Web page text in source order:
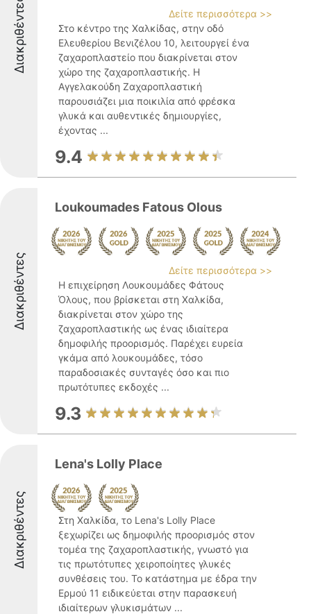
Διακριθέντες
Δείτε περισσότερα >>
Στο κέντρο της Χαλκίδας, στην οδό
Ελευθερίου Βενιζέλου 10, λειτουργεί ένα
ζαχαροπλαστείο που διακρίνεται στον
χώρο της ζαχαροπλαστικής. Η
Αγγελακούδη Ζαχαροπλαστική
παρουσιάζει μια ποικιλία από φρέσκα
γλυκά και αυθεντικές δημιουργίες,
έχοντας ...
9.4
Διακριθέντες
Loukoumades Fatous Olous
Δείτε περισσότερα >>
Η επιχείρηση Λουκουμάδες Φάτους
Όλους, που βρίσκεται στη Χαλκίδα,
διακρίνεται στον χώρο της
ζαχαροπλαστικής ως ένας ιδιαίτερα
δημοφιλής προορισμός. Παρέχει ευρεία
γκάμα από λουκουμάδες, τόσο
παραδοσιακές συνταγές όσο και πιο
πρωτότυπες εκδοχές ...
9.3
Διακριθέντες
Lena's Lolly Place
Στη Χαλκίδα, το Lena's Lolly Place
ξεχωρίζει ως δημοφιλής προορισμός στον
τομέα της ζαχαροπλαστικής, γνωστό για
τις πρωτότυπες χειροποίητες γλυκές
συνθέσεις του. Το κατάστημα με έδρα την
Ερμού 11 ειδικεύεται στην παρασκευή
ιδιαίτερων γλυκισμάτων ...